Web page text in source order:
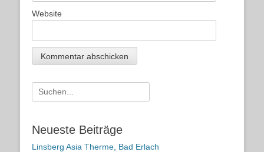
Website
Suche
nach:
Neueste Beiträge
Linsberg Asia Therme, Bad Erlach